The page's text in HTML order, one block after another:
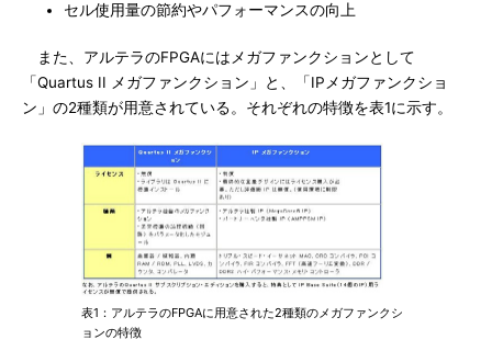
セル使用量の節約やパフォーマンスの向上
また、アルテラのFPGAにはメガファンクションとして
「Quartus II メガファンクション」と、「IPメガファンクショ
ン」の2種類が用意されている。それぞれの特徴を表1に示す。
表1：アルテラのFPGAに用意された2種類のメガファンクシ
ョンの特徴